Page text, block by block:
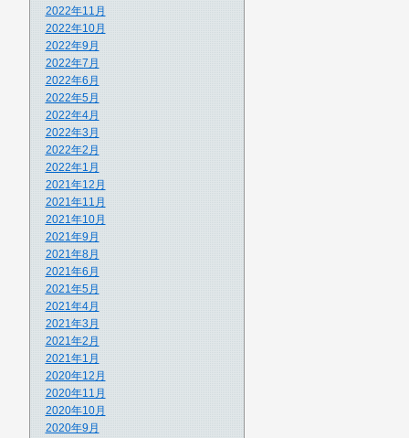
2022年11月
2022年10月
2022年9月
2022年7月
2022年6月
2022年5月
2022年4月
2022年3月
2022年2月
2022年1月
2021年12月
2021年11月
2021年10月
2021年9月
2021年8月
2021年6月
2021年5月
2021年4月
2021年3月
2021年2月
2021年1月
2020年12月
2020年11月
2020年10月
2020年9月